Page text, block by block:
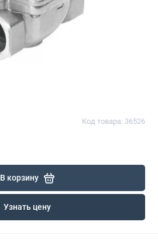
Код товара: 36526
В корзину
Узнать цену